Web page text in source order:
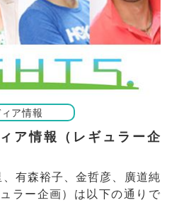
ィア情報
ア情報（レギュラー企
有森裕子、金哲彦、廣道純
ラー企画）は以下の通りで